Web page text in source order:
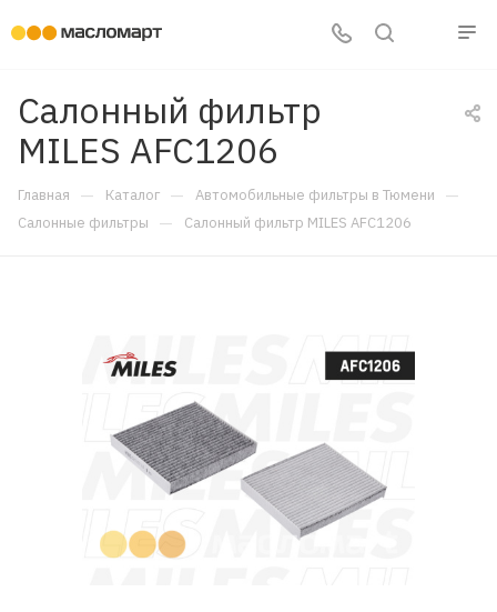
Салонный фильтр
MILES AFC1206
Главная — Каталог — Автомобильные фильтры в Тюмени —
Салонные фильтры — Салонный фильтр MILES AFC1206